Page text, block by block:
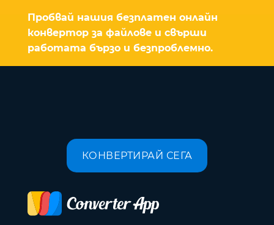
Пробвай нашия безплатен онлайн
конвертор за файлове и свърши
работата бързо и безпроблемно.
КОНВЕРТИРАЙ СЕГА